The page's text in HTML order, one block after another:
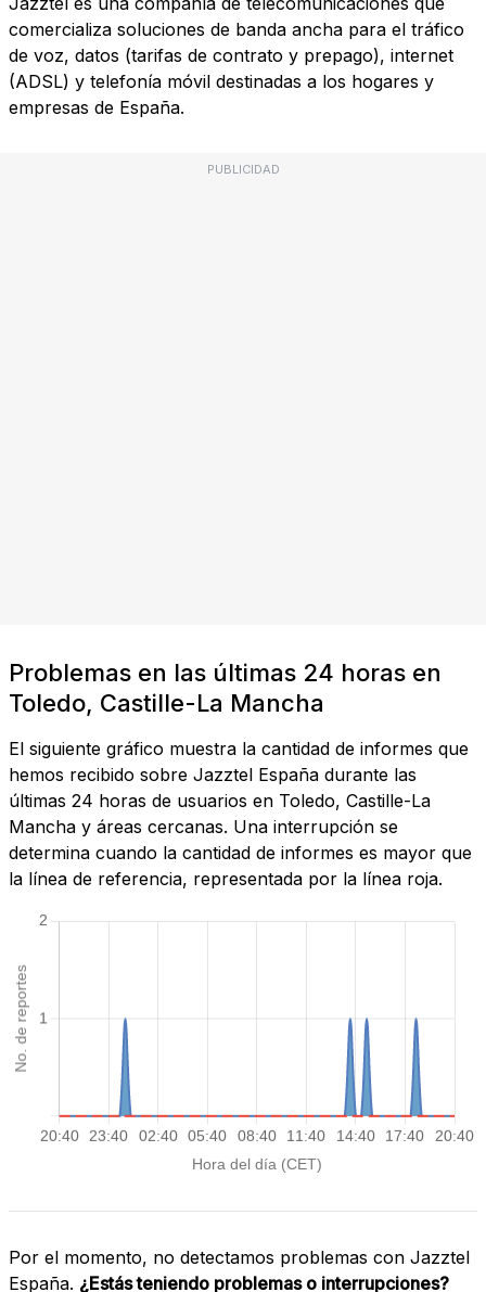
comercializa soluciones de banda ancha para el tráfico
de voz, datos (tarifas de contrato y prepago), internet
(ADSL) y telefonía móvil destinadas a los hogares y
empresas de España.
PUBLICIDAD
Problemas en las últimas 24 horas en
Toledo, Castille-La Mancha
El siguiente gráfico muestra la cantidad de informes que
hemos recibido sobre Jazztel España durante las
últimas 24 horas de usuarios en Toledo, Castille-La
Mancha y áreas cercanas. Una interrupción se
determina cuando la cantidad de informes es mayor que
la línea de referencia, representada por la línea roja.
Por el momento, no detectamos problemas con Jazztel
España. ¿Estás teniendo problemas o interrupciones?